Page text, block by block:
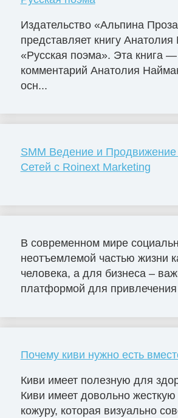
Издательство «Альпина
представляет книгу
«Русская поэма». Эта книга
комментарий Анатолия
осн...
SMM Ведение и
Сетей с Roinext Marketing
В современном мире
неотъемлемой частью жизни
человека, а для бизнеса –
платформой для привлечения
Почему киви нужно есть
Киви имеет полезную для
Киви имеет довольно
кожуру, которая визуально